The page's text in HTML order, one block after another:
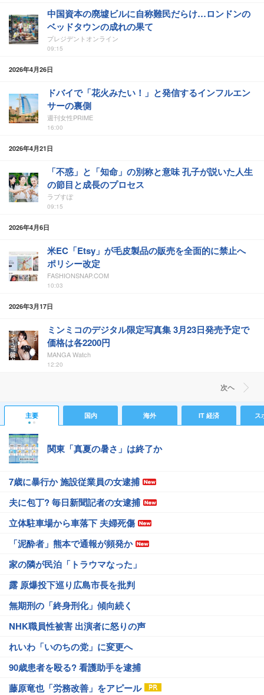
中国資本の廃墟ビルに自称難民だらけ…ロンドンの
ベッドタウンの成れの果て
プレジデントオンライン
09:15
2026年4月26日
ドバイで「花火みたい！」と発信するインフルエン
サーの裏側
週刊女性PRIME
16:00
2026年4月21日
「不惑」と「知命」の別称と意味 孔子が説いた人生
の節目と成長のプロセス
ラブすぽ
09:15
2026年4月6日
米EC「Etsy」が毛皮製品の販売を全面的に禁止へ
ポリシー改定
FASHIONSNAP.COM
10:03
2026年3月17日
ミンミコのデジタル限定写真集 3月23日発売予定で
価格は各2200円
MANGA Watch
12:20
次ヘ
主要 国内 海外 IT 経済 ス
関東「真夏の暑さ」は終了か
7歳に暴行か 施設従業員の女逮捕
夫に包丁? 毎日新聞記者の女逮捕
立体駐車場から車落下 夫婦死傷
「泥酔者」熊本で通報が頻発か
家の隣が民泊「トラウマなった」
露 原爆投下巡り広島市長を批判
無期刑の「終身刑化」傾向続く
NHK職員性被害 出演者に怒りの声
れいわ「いのちの党」に変更へ
90歳患者を殴る? 看護助手を逮捕
藤原竜也「労務改善」をアピール